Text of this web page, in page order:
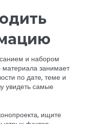
и набором
материала занимает
по дате, теме и
увидеть самые
ищите